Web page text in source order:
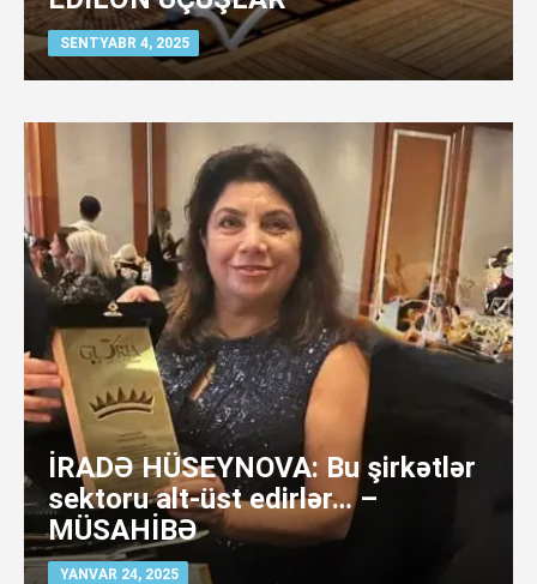
SENTYABR 4, 2025
İRADƏ HÜSEYNOVA: Bu şirkətlər
sektoru alt-üst edirlər… –
MÜSAHİBƏ
YANVAR 24, 2025